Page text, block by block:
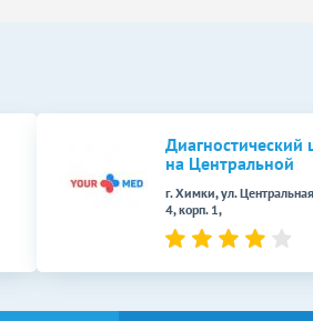
-
Диагностический
на Центральной
г. Химки, ул.
4, корп. 1,